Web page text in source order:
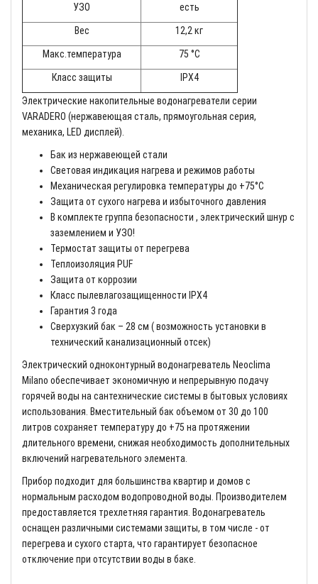
УЗО есть
Вес 12,2 кг
Макс.температура 75 °С
Класс защиты IPX4
Электрические накопительные водонагреватели серии
VARADERO (нержавеющая сталь, прямоугольная серия,
механика, LED дисплей).
Бак из нержавеющей стали
Световая индикация нагрева и режимов работы
Механическая регулировка температуры до +75°С
Защита от сухого нагрева и избыточного давления
В комплекте группа безопасности , электрический шнур с
заземлением и УЗО!
Термостат защиты от перегрева
Теплоизоляция PUF
Защита от коррозии
Класс пылевлагозащищенности IPX4
Гарантия 3 года
Сверхузкий бак – 28 см ( возможность установки в
технический канализационный отсек)
Электрический одноконтурный водонагреватель Neoclima
Milano обеспечивает экономичную и непрерывную подачу
горячей воды на сантехнические системы в бытовых условиях
использования. Вместительный бак объемом от 30 до 100
литров сохраняет температуру до +75 на протяжении
длительного времени, снижая необходимость дополнительных
включений нагревательного элемента.
Прибор подходит для большинства квартир и домов с
нормальным расходом водопроводной воды. Производителем
предоставляется трехлетняя гарантия. Водонагреватель
оснащен различными системами защиты, в том числе - от
перегрева и сухого старта, что гарантирует безопасное
отключение при отсутствии воды в баке.